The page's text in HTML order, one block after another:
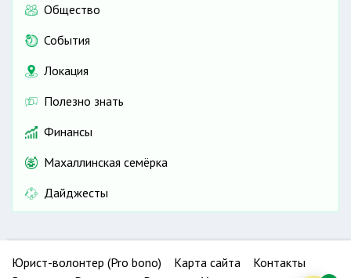
Общество
События
Локация
Полезно знать
Финансы
Махаллинская семёрка
Дайджесты
Юрист-волонтер (Pro bono) Карта сайта
Контакты